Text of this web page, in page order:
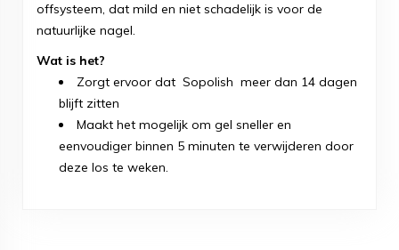
offsysteem, dat mild en niet schadelijk is voor de
natuurlijke nagel.
Wat is het?
Zorgt ervoor dat Sopolish meer dan 14 dagen
blijft zitten
Maakt het mogelijk om gel sneller en
eenvoudiger binnen 5 minuten te verwijderen door
deze los te weken.